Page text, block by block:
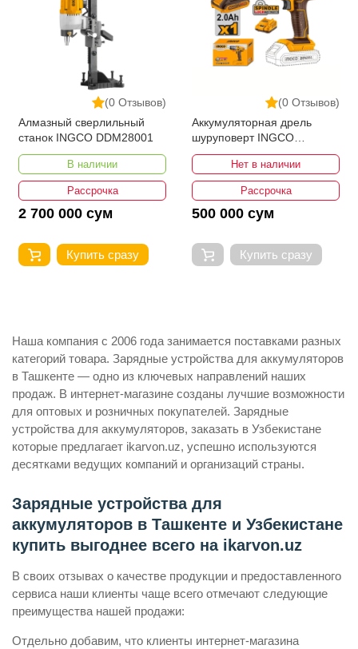
(0 Отзывов)
Алмазный сверлильный
станок INGCO DDM28001
В наличии
Рассрочка
2 700 000 сум
Купить сразу
(0 Отзывов)
Аккумуляторная дрель
шуруповерт INGCO
CDLI200518
Нет в наличии
Рассрочка
500 000 сум
Купить сразу
Наша компания с 2006 года занимается поставками разных
категорий товара. Зарядные устройства для аккумуляторов
в Ташкенте — одно из ключевых направлений наших
продаж. В интернет-магазине созданы лучшие возможности
для оптовых и розничных покупателей. Зарядные
устройства для аккумуляторов, заказать в Узбекистане
которые предлагает ikarvon.uz, успешно используются
десятками ведущих компаний и организаций страны.
Зарядные устройства для
аккумуляторов в Ташкенте и Узбекистане
купить выгоднее всего на ikarvon.uz
В своих отзывах о качестве продукции и предоставленного
сервиса наши клиенты чаще всего отмечают следующие
преимущества нашей продажи:
Отдельно добавим, что клиенты интернет-магазина